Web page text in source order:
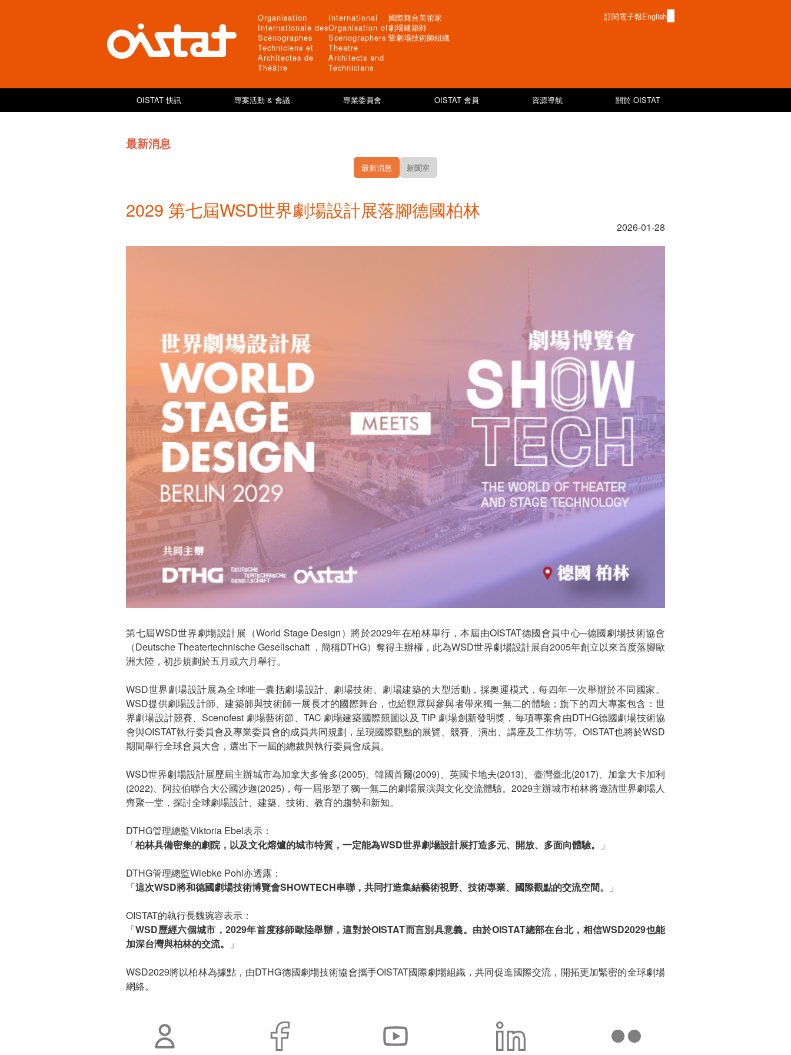
Organisation
Internationale des
Scénographes
Techniciens et
Architectes de
Théâtre
International
Organisation of
Scenographers
Theatre
Architects and
Technicians
國際舞台美術家
劇場建築師
暨劇場技術師組織
訂閱電子報English
OISTAT 快訊 專案活動 & 會議 專業委員會 OISTAT 會員 資源導航 關於 OISTAT
最新消息
最新消息 新聞室
2029 第七屆WSD世界劇場設計展落腳德國柏林
2026-01-28
第七屆WSD世界劇場設計展（World Stage Design）將於2029年在柏林舉行，本屆由OISTAT德國會員中心─德國劇場技術協會
（Deutsche Theatertechnische Gesellschaft ，簡稱DTHG）奪得主辦權，此為WSD世界劇場設計展自2005年創立以來首度落腳歐
洲大陸，初步規劃於五月或六月舉行。
WSD世界劇場設計展為全球唯一囊括劇場設計、劇場技術、劇場建築的大型活動，採奧運模式，每四年一次舉辦於不同國家。
WSD提供劇場設計師、建築師與技術師一展長才的國際舞台，也給觀眾與參與者帶來獨一無二的體驗；旗下的四大專案包含：世
界劇場設計競賽、Scenofest 劇場藝術節、TAC 劇場建築國際競圖以及 TIP 劇場創新發明獎，每項專案會由DTHG德國劇場技術協
會與OISTAT執行委員會及專業委員會的成員共同規劃，呈現國際觀點的展覽、競賽、演出、講座及工作坊等。OISTAT也將於WSD
期間舉行全球會員大會，選出下一屆的總裁與執行委員會成員。
WSD世界劇場設計展歷屆主辦城市為加拿大多倫多(2005)、韓國首爾(2009)、英國卡地夫(2013)、臺灣臺北(2017)、加拿大卡加利
(2022)、阿拉伯聯合大公國沙迦(2025)，每一屆形塑了獨一無二的劇場展演與文化交流體驗。2029主辦城市柏林將邀請世界劇場人
齊聚一堂，探討全球劇場設計、建築、技術、教育的趨勢和新知。
DTHG管理總監Viktoria Ebel表示：
「柏林具備密集的劇院，以及文化熔爐的城市特質，一定能為WSD世界劇場設計展打造多元、開放、多面向體驗。 」
DTHG管理總監Wiebke Pohl亦透露：
「這次WSD將和德國劇場技術博覽會SHOWTECH串聯，共同打造集結藝術視野、技術專業、國際觀點的交流空間。 」
OISTAT的執行長魏琬容表示：
「WSD歷經六個城市，2029年首度移師歐陸舉辦，這對於OISTAT而言別具意義。由於OISTAT總部在台北，相信WSD2029也能
加深台灣與柏林的交流。
」
WSD2029將以柏林為據點，由DTHG德國劇場技術協會攜手OISTAT國際劇場組織，共同促進國際交流，開拓更加緊密的全球劇場
網絡。